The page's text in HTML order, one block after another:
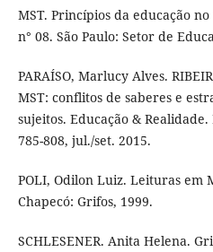
MST. Princípios da educação
n° 08. São Paulo: Setor de
PARAÍSO, Marlucy Alves.
MST: conflitos de saberes e
sujeitos. Educação &
785-808, jul./set. 2015.
POLI, Odilon Luiz. Leituras em
Chapecó: Grifos, 1999.
SCHLESENER. Anita Helena.